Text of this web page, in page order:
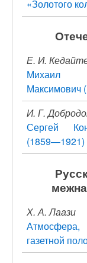
«Золотого
Е. И.
Михаил
Максимович
И. Г.
Сергей
(1859—1921)
Х. А. Лаази
газетной